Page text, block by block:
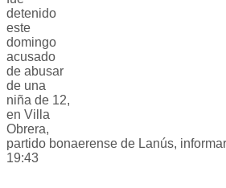
detenido
este
domingo
acusado
de abusar
de una
niña de 12,
en Villa
Obrera,
partido bonaerense de Lanús,
19:43